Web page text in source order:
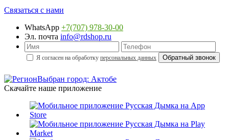
Связаться с нами
WhatsApp +7(707) 978-30-00
Эл. почта info@rdshop.ru
Я согласен на обработку персональных данных
Выбран город: Актобе
Скачайте наше приложение